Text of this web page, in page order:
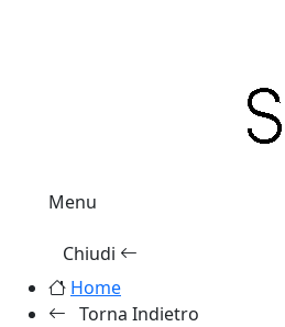
Menu
Chiudi
Home
Torna Indietro